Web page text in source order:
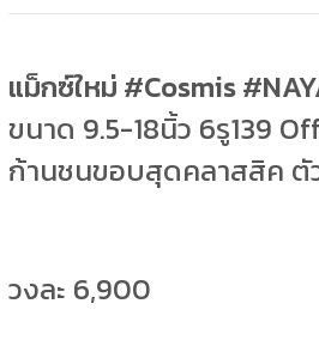
แม็กซ์ใหม่ #Cosmis
ขนาด 9.5-18นิ้ว 6รู139
ก้านชนขอบสุดคลาสสิค ตั
วงละ 6,900